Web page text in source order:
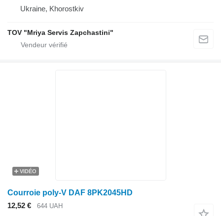
Ukraine, Khorostkiv
TOV "Mriya Servis Zapchastini"
VIDÉO
Courroie poly-V DAF 8PK2045HD
12,52 €
644 UAH